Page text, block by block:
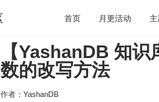
首页 月更活动
架构 OpenHarmony
团队管理 程序员
【YashanDB 知
数的改写方法
作者： YashanDB